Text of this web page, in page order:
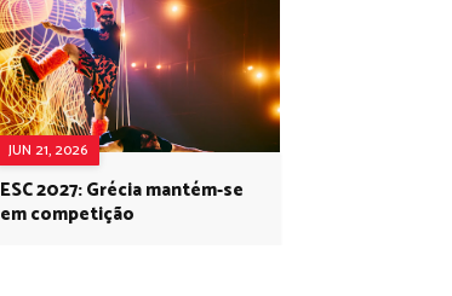
JUN 21, 2026
ESC 2027: Grécia mantém-se
em competição